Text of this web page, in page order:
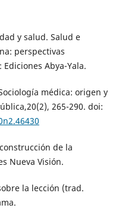
y salud. Salud e
perspectivas
Abya-Yala.
médica: origen y
265-290. doi:
de la
Nueva Visión.
la lección (trad.